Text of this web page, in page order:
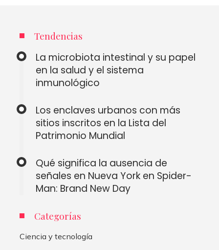
Tendencias
La microbiota intestinal y su papel
en la salud y el sistema
inmunológico
Los enclaves urbanos con más
sitios inscritos en la Lista del
Patrimonio Mundial
Qué significa la ausencia de
señales en Nueva York en Spider-
Man: Brand New Day
Categorías
Ciencia y tecnología